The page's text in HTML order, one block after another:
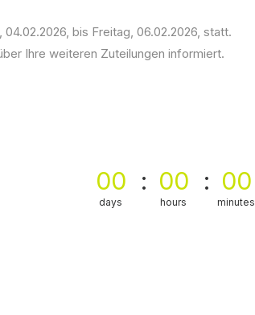
bis Freitag, 06.02.2026, statt.
Ihre weiteren Zuteilungen informiert.
00
days
00
hours
00
minutes